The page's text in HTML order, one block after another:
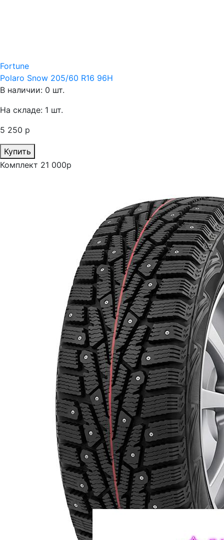
Fortune
Polaro Snow 205/60 R16 96H
В наличии: 0 шт.
На складе: 1 шт.
5 250 р
Купить
Комплект 21 000р